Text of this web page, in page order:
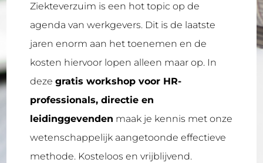
Ziekteverzuim is een hot topic op de
agenda van werkgevers. Dit is de laatste
jaren enorm aan het toenemen en de
kosten hiervoor lopen alleen maar op. In
dezegratis workshop voor HR-
professionals, directie en
leidinggevenden maak je kennis met onze
wetenschappelijk aangetoonde effectieve
methode. Kosteloos en vrijblijvend.